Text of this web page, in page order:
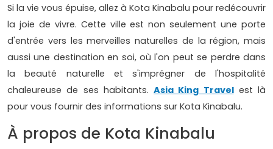
Si la vie vous épuise, allez à Kota Kinabalu pour redécouvrir
la joie de vivre. Cette ville est non seulement une porte
d'entrée vers les merveilles naturelles de la région, mais
aussi une destination en soi, où l'on peut se perdre dans
la beauté naturelle et s'imprégner de l'hospitalité
chaleureuse de ses habitants. Asia King Travelest là
pour vous fournir des informations sur Kota Kinabalu.
À propos de Kota Kinabalu